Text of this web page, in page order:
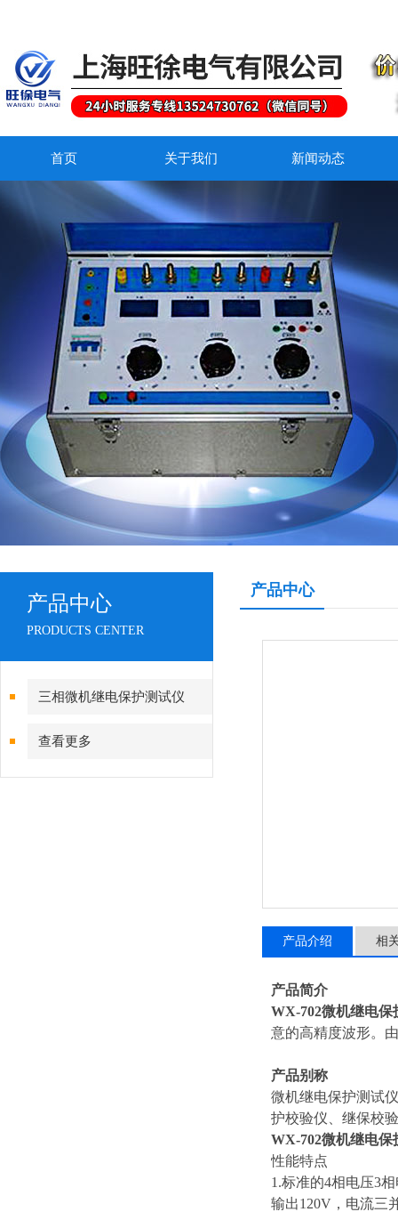
首页 关于我们 新闻动态
产品中心
PRODUCTS CENTER
三相微机继电保护测试仪
查看更多
产品中心
产品介绍 相
产品简介
WX-702微机继电保
意的高精度波形。
产品别称
微机继电保护测试
护校验仪、继保校
WX-702微机继电保
性能特点
1.标准的4相电压3
输出120V，电流三